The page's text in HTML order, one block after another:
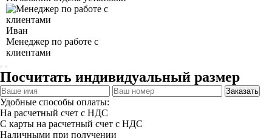
Иван
Менеджер по работе с
клиентами
Посчитать индивидуальный размер
Заказать
Удобные способы оплаты:
На расчетный счет с НДС
С карты на расчетный счет с НДС
Наличными при получении